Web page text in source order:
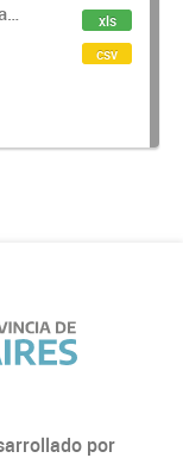
xls
csv
por